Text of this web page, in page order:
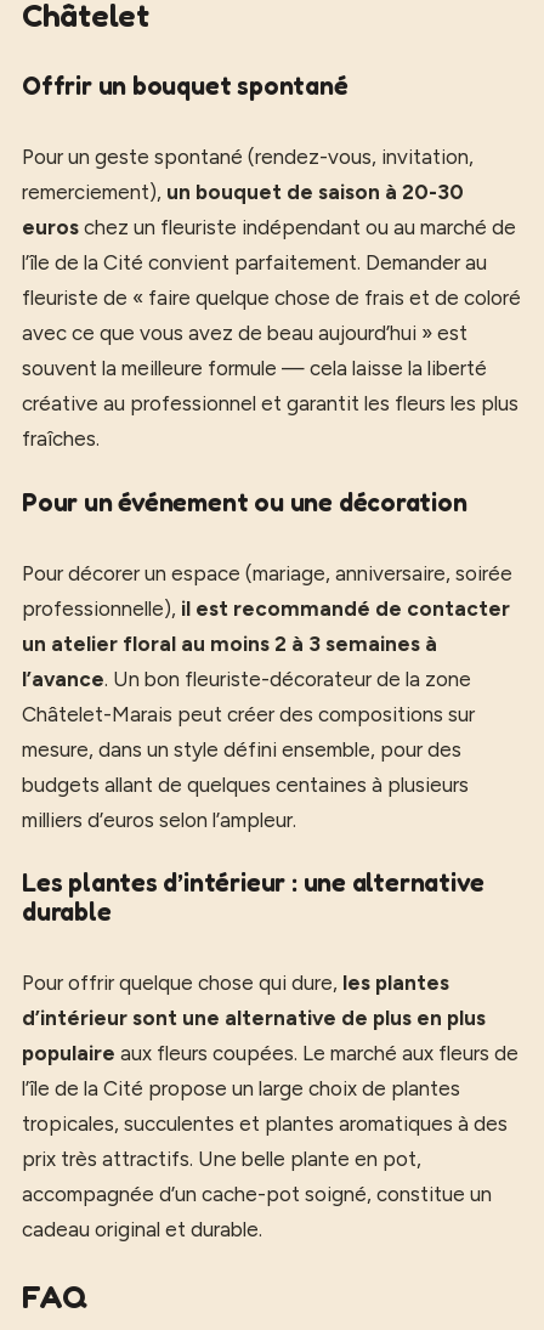
Châtelet
Offrir un bouquet spontané
Pour un geste spontané (rendez-vous, invitation,
remerciement), un bouquet de saison à 20-30
euros chez un fleuriste indépendant ou au marché de
l’île de la Cité convient parfaitement. Demander au
fleuriste de « faire quelque chose de frais et de coloré
avec ce que vous avez de beau aujourd’hui » est
souvent la meilleure formule — cela laisse la liberté
créative au professionnel et garantit les fleurs les plus
fraîches.
Pour un événement ou une décoration
Pour décorer un espace (mariage, anniversaire, soirée
professionnelle), il est recommandé de contacter
un atelier floral au moins 2 à 3 semaines à
l’avance. Un bon fleuriste-décorateur de la zone
Châtelet-Marais peut créer des compositions sur
mesure, dans un style défini ensemble, pour des
budgets allant de quelques centaines à plusieurs
milliers d’euros selon l’ampleur.
Les plantes d’intérieur : une alternative
durable
Pour offrir quelque chose qui dure, les plantes
d’intérieur sont une alternative de plus en plus
populaire aux fleurs coupées. Le marché aux fleurs de
l’île de la Cité propose un large choix de plantes
tropicales, succulentes et plantes aromatiques à des
prix très attractifs. Une belle plante en pot,
accompagnée d’un cache-pot soigné, constitue un
cadeau original et durable.
FAQ